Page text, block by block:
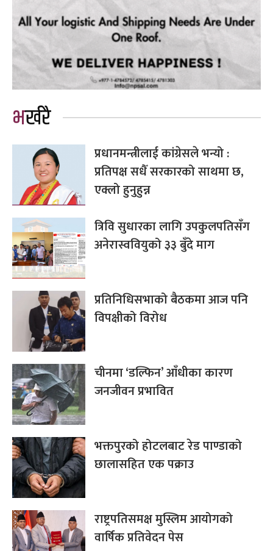
भर्खरै
प्रधानमन्त्रीलाई कांग्रेसले भन्यो :
प्रतिपक्ष सधैँ सरकारको साथमा छ,
एक्लो हुनुहुन्न
त्रिवि सुधारका लागि उपकुलपतिसँग
अनेरास्ववियुको ३३ बुँदे माग
प्रतिनिधिसभाको बैठकमा आज पनि
विपक्षीको विरोध
चीनमा ‘डल्फिन’ आँधीका कारण
जनजीवन प्रभावित
भक्तपुरको होटलबाट रेड पाण्डाको
छालासहित एक पक्राउ
राष्ट्रपतिसमक्ष मुस्लिम आयोगको
वार्षिक प्रतिवेदन पेस